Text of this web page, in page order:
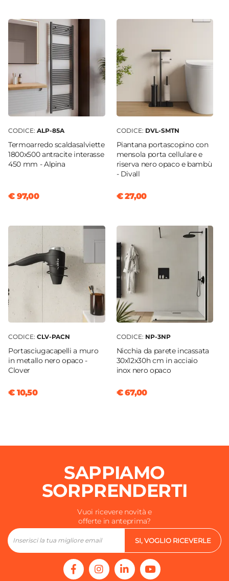
CODICE: ALP-85A
Termoarredo scaldasalviette
1800x500 antracite interasse
450 mm - Alpina
€ 97,00
CODICE: DVL-SMTN
Piantana portascopino con
mensola porta cellulare e
riserva nero opaco e bambù
- Divall
€ 27,00
CODICE: CLV-PACN
Portasciugacapelli a muro
in metallo nero opaco -
Clover
€ 10,50
CODICE: NP-3NP
Nicchia da parete incassata
30x12x30h cm in acciaio
inox nero opaco
€ 67,00
SAPPIAMO
SORPRENDERTI
Vuoi ricevere novità e
offerte in anteprima?
SI, VOGLIO RICEVERLE